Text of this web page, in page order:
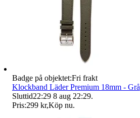
Badge på objektet:Fri frakt
Klockband Läder Premium 18mm - Grå
Sluttid22:29 8 aug 22:29.
Pris:299 kr,Köp nu.